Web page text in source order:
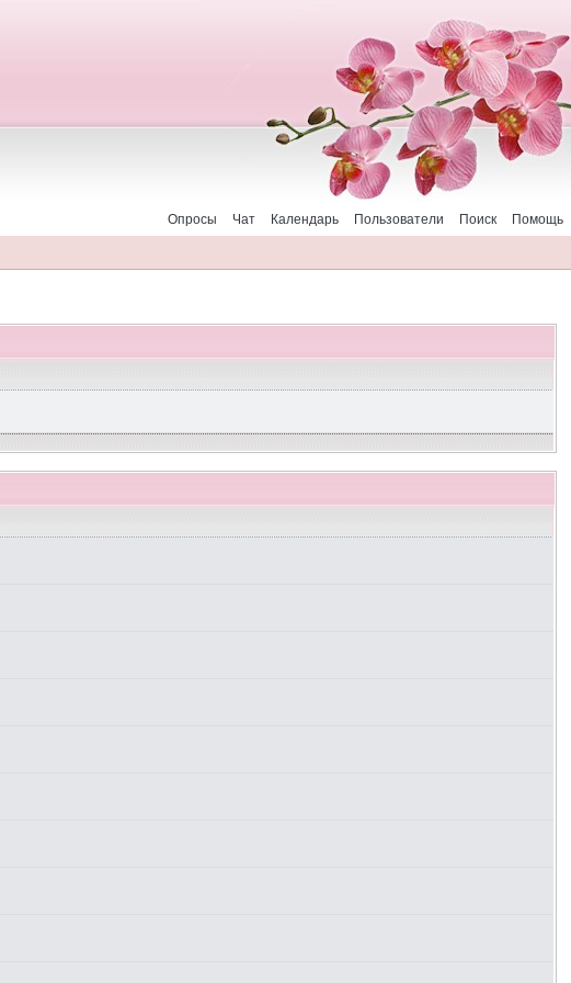
Помощь
Поиск
Пользователи
Календарь
Чат
Опросы